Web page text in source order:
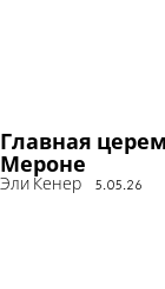
Главная
Мероне
Эли Кенер 5.05.26